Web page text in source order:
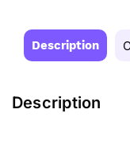
Description
Description